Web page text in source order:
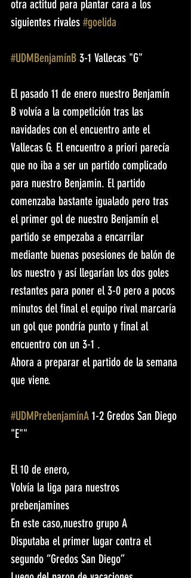
otra actitud para plantar cara a los
siguientes rivales #goelida
#UDMBenjamínB 3-1 Vallecas "G"
El pasado 11 de enero nuestro Benjamín
B volvía a la competición tras las
navidades con el encuentro ante el
Vallecas G. El encuentro a priori parecía
que no iba a ser un partido complicado
para nuestro Benjamin. El partido
comenzaba bastante igualado pero tras
el primer gol de nuestro Benjamín el
partido se empezaba a encarrilar
mediante buenas posesiones de balón de
los nuestro y así llegarían los dos goles
restantes para poner el 3-0 pero a pocos
minutos del final el equipo rival marcaría
un gol que pondría punto y final al
encuentro con un 3-1 .
Ahora a preparar el partido de la semana
que viene.
#UDMPrebenjamínA 1-2 Gredos San Diego
"E""
El 10 de enero,
Volvía la liga para nuestros
prebenjamines
En este caso,nuestro grupo A
Disputaba el primer lugar contra el
segundo “Gredos San Diego”